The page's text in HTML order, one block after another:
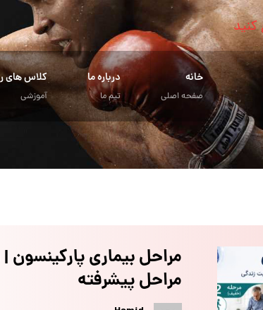
خانه
صفحه اصلی
درباره ما
تیم ما
کلاس های
آموزشی
مراحل بیماری پارکینسون |
مراحل پیشرفته